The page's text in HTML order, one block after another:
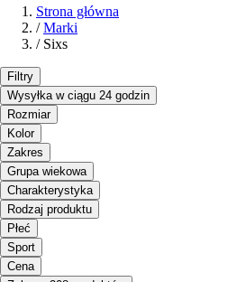
Strona główna
/ Marki
/ Sixs
Filtry
Wysyłka w ciągu 24 godzin
Rozmiar
Kolor
Zakres
Grupa wiekowa
Charakterystyka
Rodzaj produktu
Płeć
Sport
Cena